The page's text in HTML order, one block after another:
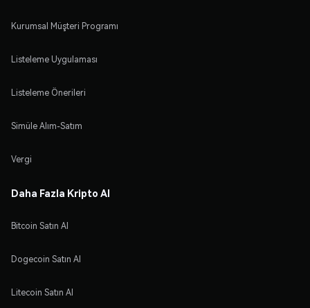
Kurumsal Müşteri Programı
Listeleme Uygulaması
Listeleme Önerileri
Simüle Alım-Satım
Vergi
Daha Fazla Kripto Al
Bitcoin Satın Al
Dogecoin Satın Al
Litecoin Satın Al